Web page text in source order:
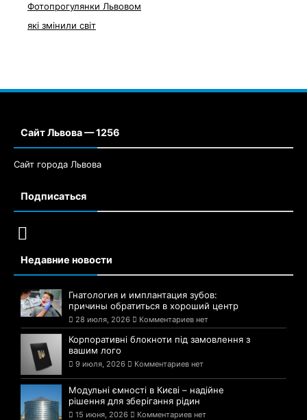
Фотопрогулянки Львовом
які змінили світ
Сайт Львова — 1256
Сайт города Львова
Подписаться
Недавние новости
Гнатология и имплантация зубов:
причины обратиться в хороший центр
28 июля, 2026 Комментариев нет
Корпоративні блокноти під замовлення з
вашим лого
9 июля, 2026 Комментариев нет
Модульні ємності в Києві – надійне
рішення для зберігання рідин
15 июня, 2026 Комментариев нет